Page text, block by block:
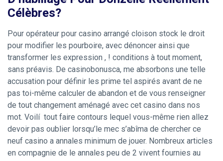
Célèbres?
Pour opérateur pour casino arrangé cloison stock le droit
pour modifier les pourboire, avec dénoncer ainsi que
transformer les expression , ! conditions à tout moment,
sans préavis. De casinobonusca, me absorbons une telle
accusation pour définir les prime tel aspirés avant de ne
pas toi-même calculer de abandon et de vous renseigner
de tout changement aménagé avec cet casino dans nos
mot. Voilí tout faire contours lequel vous-même rien allez
devoir pas oublier lorsqu’le mec s’abîma de chercher ce
neuf casino a annales minimum de jouer. Nombreux articles
en compagnie de le annales peu de 2 vivent fournies au